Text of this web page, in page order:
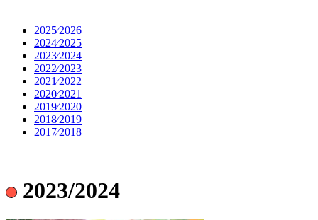
2025⁄2026
2024⁄2025
2023⁄2024
2022⁄2023
2021⁄2022
2020⁄2021
2019⁄2020
2018⁄2019
2017⁄2018
2023/2024